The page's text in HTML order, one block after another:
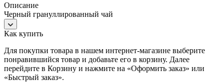
Описание
Черный грануллированный чай
Как купить
Для покупки товара в нашем интернет-магазине выберите
понравившийся товар и добавьте его в корзину. Далее
перейдите в Корзину и нажмите на «Оформить заказ» или
«Быстрый заказ».